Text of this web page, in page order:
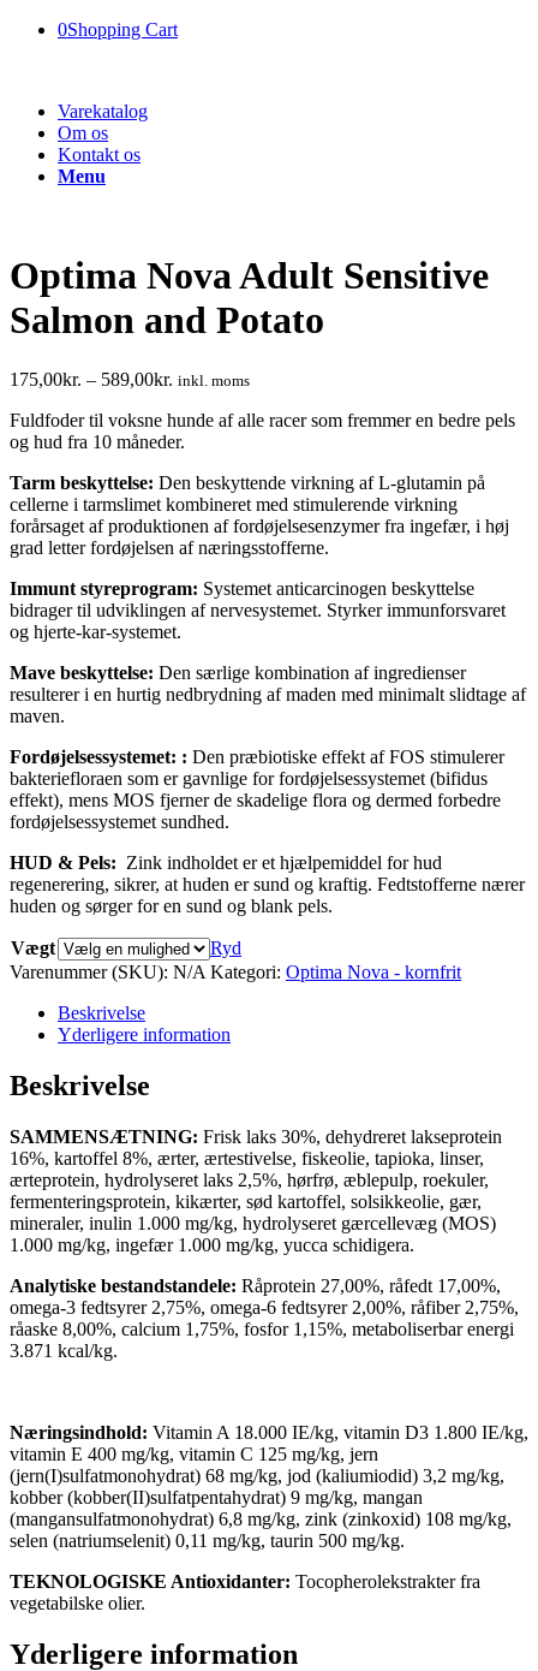
0Shopping Cart
Varekatalog
Om os
Kontakt os
Menu
Optima Nova Adult Sensitive
Salmon and Potato
175,00kr. – 589,00kr. inkl. moms
Fuldfoder til voksne hunde af alle racer som fremmer en bedre pels
og hud fra 10 måneder.
Tarm beskyttelse: Den beskyttende virkning af L-glutamin på
cellerne i tarmslimet kombineret med stimulerende virkning
forårsaget af produktionen af fordøjelsesenzymer fra ingefær, i høj
grad letter fordøjelsen af ​​næringsstofferne.
Immunt styreprogram: Systemet anticarcinogen beskyttelse
bidrager til udviklingen af nervesystemet. Styrker immunforsvaret
og hjerte-kar-systemet.
Mave beskyttelse: Den særlige kombination af ingredienser
resulterer i en hurtig nedbrydning af maden med minimalt slidtage af
maven.
Fordøjelsessystemet: : Den præbiotiske effekt af FOS stimulerer
bakteriefloraen som er gavnlige for fordøjelsessystemet (bifidus
effekt), mens MOS fjerner de skadelige flora og dermed forbedre
fordøjelsessystemet sundhed.
HUD & Pels: Zink indholdet er et hjælpemiddel for hud
regenerering, sikrer, at huden er sund og kraftig. Fedtstofferne nærer
huden og sørger for en sund og blank pels.
Vægt
Ryd
Varenummer (SKU): N/A Kategori: Optima Nova - kornfrit
Beskrivelse
Yderligere information
Beskrivelse
SAMMENSÆTNING: Frisk laks 30%, dehydreret lakseprotein
16%, kartoffel 8%, ærter, ærtestivelse, fiskeolie, tapioka, linser,
ærteprotein, hydrolyseret laks 2,5%, hørfrø, æblepulp, roekuler,
fermenteringsprotein, kikærter, sød kartoffel, solsikkeolie, gær,
mineraler, inulin 1.000 mg/kg, hydrolyseret gærcellevæg (MOS)
1.000 mg/kg, ingefær 1.000 mg/kg, yucca schidigera.
Analytiske bestandstandele: Råprotein 27,00%, råfedt 17,00%,
omega-3 fedtsyrer 2,75%, omega-6 fedtsyrer 2,00%, råfiber 2,75%,
råaske 8,00%, calcium 1,75%, fosfor 1,15%, metaboliserbar energi
3.871 kcal/kg.
Næringsindhold: Vitamin A 18.000 IE/kg, vitamin D3 1.800 IE/kg,
vitamin E 400 mg/kg, vitamin C 125 mg/kg, jern
(jern(I)sulfatmonohydrat) 68 mg/kg, jod (kaliumiodid) 3,2 mg/kg,
kobber (kobber(II)sulfatpentahydrat) 9 mg/kg, mangan
(mangansulfatmonohydrat) 6,8 mg/kg, zink (zinkoxid) 108 mg/kg,
selen (natriumselenit) 0,11 mg/kg, taurin 500 mg/kg.
TEKNOLOGISKE Antioxidanter: Tocopherolekstrakter fra
vegetabilske olier.
Yderligere information